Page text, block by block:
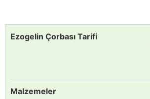
Ezogelin Çorbası Tarifi
Malzemeler